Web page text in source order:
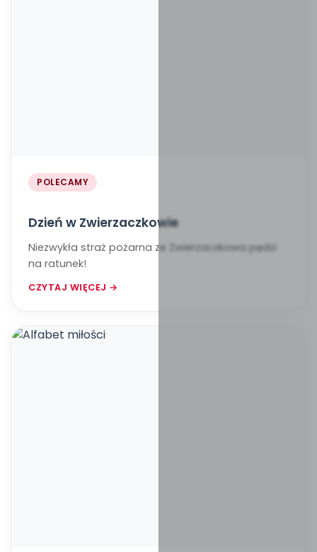
POLECAMY
Dzień w Zwierzaczkowie
Niezwykła straż pożarna ze Zwierzaczkowa pędzi
na ratunek!
CZYTAJ WIĘCEJ →